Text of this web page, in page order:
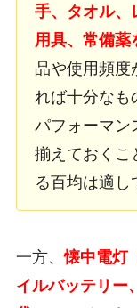
手、タオル、
用具、常備薬
品や使用頻度
れば十分なも
パフォーマン
揃えておくこ
る百均は適し
一方、懐中電灯
イルバッテリー